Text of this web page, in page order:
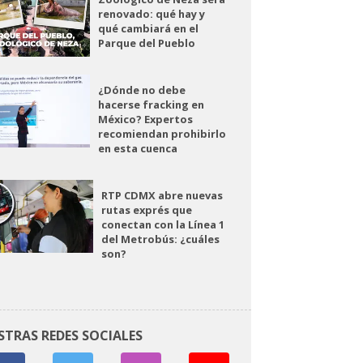
renovado: qué hay y
qué cambiará en el
Parque del Pueblo
¿Dónde no debe
hacerse fracking en
México? Expertos
recomiendan prohibirlo
en esta cuenca
RTP CDMX abre nuevas
rutas exprés que
conectan con la Línea 1
del Metrobús: ¿cuáles
son?
REDES SOCIALES